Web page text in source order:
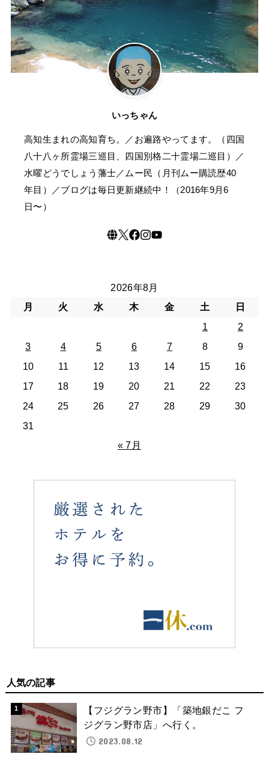
いっちゃん
高知生まれの高知育ち。／お遍路やってます。（四国
八十八ヶ所霊場三巡目、四国別格二十霊場二巡目）／
水曜どうでしょう藩士／ムー民（月刊ムー購読歴40
年目）／ブログは毎日更新継続中！（2016年9月6
日〜）
2026年8月
月
火 水 木 金 土
日
1
2
3
4 5 6 7 8
9
10
11 12 13 14 15
16
17
18 19 20 21 22
23
24
25 26 27 28 29
30
31
« 7月
人気の記事
【フジグラン野市】「築地銀だこ フ
ジグラン野市店」へ行く。
2023.08.12